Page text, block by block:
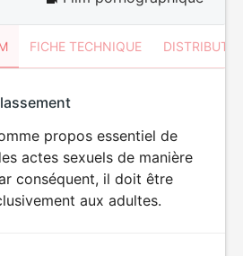
FICHE TECHNIQUE
SEXUALITÉ
EXPLICITE
propos essentiel de
actes sexuels de manière
conséquent, il doit être
aux adultes.